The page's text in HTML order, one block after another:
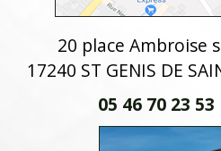
20 place Ambroise
17240 ST GENIS DE
05 46 70 23 53